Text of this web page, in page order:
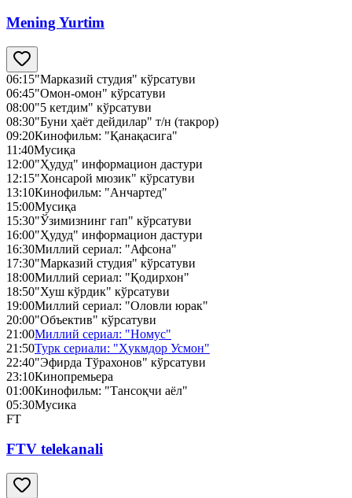
Mening Yurtim
06:15"Марказий студия" кўрсатуви
06:45"Омон-омон" кўрсатуви
08:00"5 кетдим" кўрсатуви
08:30"Буни ҳаёт дейдилар" т/н (такрор)
09:20Кинофильм: "Қанақасига"
11:40Мусиқа
12:00"Ҳудуд" информацион дастури
12:15"Хонсарой мюзик" кўрсатуви
13:10Кинофильм: "Анчартед"
15:00Мусиқа
15:30"Ўзимизнинг гап" кўрсатуви
16:00"Ҳудуд" информацион дастури
16:30Миллий сериал: "Афсона"
17:30"Марказий студия" кўрсатуви
18:00Миллий сериал: "Қодирхон"
18:50"Хуш кўрдик" кўрсатуви
19:00Миллий сериал: "Оловли юрак"
20:00"Объектив" кўрсатуви
21:00Миллий сериал: "Номус"
21:50Турк сериали: "Ҳукмдор Усмон"
22:40"Эфирда Тўрахонов" кўрсатуви
23:10Кинопремьера
01:00Кинофильм: "Тансоқчи аёл"
05:30Мусика
FT
FTV telekanali